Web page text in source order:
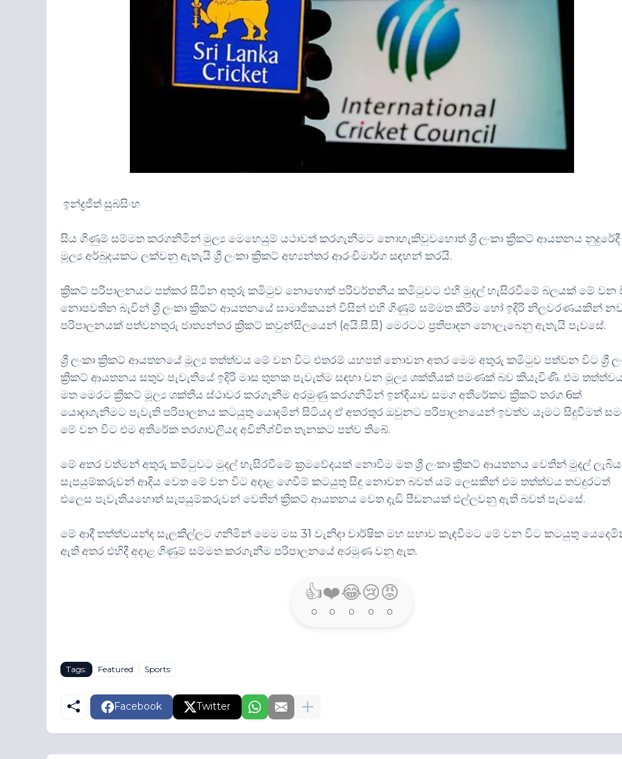
ඉන්ද්‍රජිත් සුබසිංහ
සිය ගිණුම් සම්මත කරගනිමින් මුල්‍ය මෙහෙයුම් යථාවත් කරගැනීමට නොහැකිවුවහොත් ශ්‍රී ලංකා ක්‍රිකට් ආයතනය නුදුරේදී
මූල්‍ය අර්බුදයකට ලක්වනු ඇතැයි ශ්‍රී ලංකා ක්‍රිකට් අභ්‍යන්තර ආරංචිමාර්ග සඳහන් කරයි.
ක්‍රිකට් පරිපාලනයට පත්කර සිටින අතුරු කමිටුව නොහොත් පරිවර්තනීය කමිටුවට එහි මුදල් හැසිරවීමේ බලයක් මේ වන
නොපවතින බැවින් ශ්‍රී ලංකා ක්‍රිකට් ආයතනයේ සාමාජිකයන් විසින් එහි ගිණුම් සම්මත කිරීම හෝ ඉදිරි නිලවරණයකින්
පරිපාලනයක් පත්වනතුරු ජාත්‍යන්තර ක්‍රිකට් කවුන්සිලයෙන් (අයි.සී.සී) මෙරටට ප්‍රතිපාදන නොලැබෙනු ඇතැයි පැවසේ.
ශ්‍රී ලංකා ක්‍රිකට් ආයතනයේ මූල්‍ය තත්ත්වය මේ වන විට එතරම් යහපත් නොවන අතර මෙම අතුරු කමිටුව පත්වන විට ශ්‍රී
ක්‍රිකට් ආයතනය සතුව පැවැතියේ ඉදිරි මාස තුනක පැවැත්ම සඳහා වන මූල්‍ය ශක්තියක් පමණක් බව කියැවිණි. එම
මත මෙරට ක්‍රිකට් මූල්‍ය ශක්තිය ස්ථාවර කරගැනීම අරමුණු කරගනිමින් ඉන්දියාව සමග අතිරේකව ක්‍රිකට් තරග 6ක්
යොදාගැනීමට පැවැති පරිපාලනය කටයුතු යොදමින් සිටියද ඒ අතරතුර ඔවුනට පරිපාලනයෙන් ඉවත්ව යෑමට සිදුවීමත්
මේ වන විට එම අතිරේක තරගාවලියද අවිනිශ්චිත තැනකට පත්ව තිබේ.
මේ අතර වත්මන් අතුරු කමිටුවට මුදල් හැසිරවීමේ ක්‍රමවේදයක් නොවීම මත ශ්‍රී ලංකා ක්‍රිකට් ආයතනය වෙතින් මුදල්
සැපයුම්කරුවන් ආදිය වෙත මේ වන විට අදාළ ගෙවීම් කටයුතු සිදු නොවන බවත් යම් ලෙසකින් එම තත්ත්වය තවදුරටත්
එලෙස පැවැතියහොත් සැපයුම්කරුවන් වෙතින් ක්‍රිකට් ආයතනය වෙත දැඩි පීඩනයක් එල්ලවනු ඇති බවත් පැවසේ.
මේ ආදී තත්ත්වයන්ද සැලකිල්ලට ගනිමින් මෙම මස 31 වැනිදා වාර්ෂික මහ සභාව කැඳවීමට මේ වන විට කටයුතු
ඇති අතර එහිදී අදාළ ගිණුම් සම්මත කරගැනීම පරිපාලනයේ අරමුණ වනු ඇත.
👍
0
❤️
0
😂
0
😢
0
😡
0
Tags: Featured Sports
Facebook Twitter